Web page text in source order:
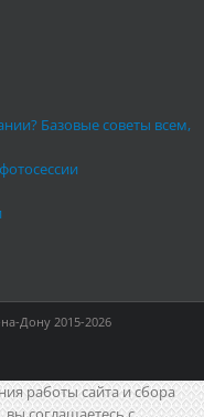
Базовые советы всем,
Дону 2015-2026
работы сайта и сбора